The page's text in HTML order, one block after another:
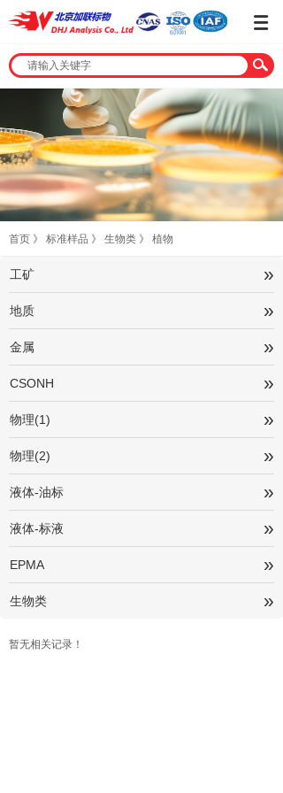
首页 》 标准样品 》 生物类 》 植物
工矿 »
地质 »
金属 »
CSONH »
物理(1) »
物理(2) »
液体-油标 »
液体-标液 »
EPMA »
生物类 »
暂无相关记录！